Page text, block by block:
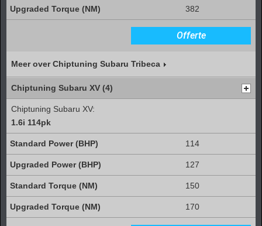
382
Offerte
Meer over Chiptuning Subaru Tribeca
Chiptuning Subaru XV (4)
Chiptuning Subaru XV:
1.6i 114pk
114
127
150
170